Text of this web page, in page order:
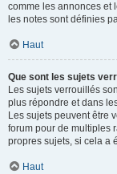
comme les annonces et
les notes sont définies
Haut
Que sont les sujets
Les sujets verrouillés
plus répondre et dans
Les sujets peuvent être
forum pour de multiples
propres sujets, si cela a
Haut